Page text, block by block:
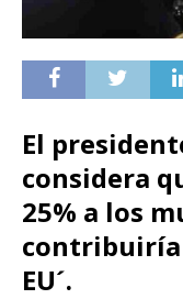
El
considera
25% a los
contribuiría
EU´.